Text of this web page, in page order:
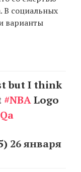
В социальных
варианты
but I think
#NBALogo
26 января